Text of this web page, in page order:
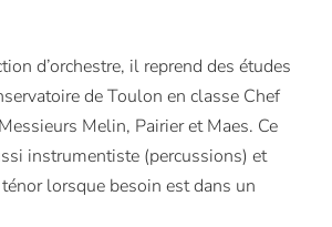
d’orchestre, il reprend des études
de Toulon en classe Chef
Melin, Pairier et Maes. Ce
instrumentiste (percussions) et
lorsque besoin est dans un